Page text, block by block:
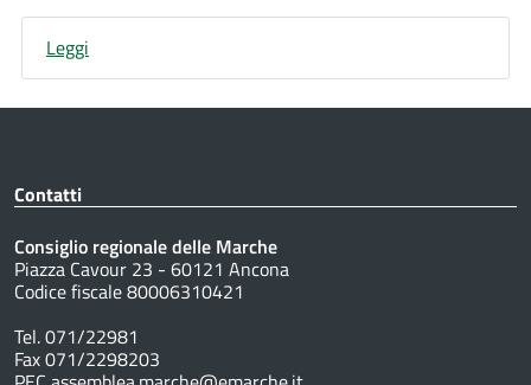
Leggi
Contatti
Consiglio regionale delle Marche
Piazza Cavour 23 - 60121 Ancona
Codice fiscale 80006310421
Tel. 071/22981
Fax 071/2298203